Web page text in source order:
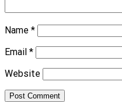
Name *
Email *
Website
Post Comment